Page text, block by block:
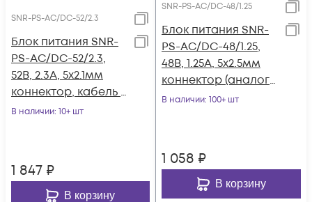
SNR-PS-AC/DC-52/2.3
Блок питания SNR-
PS-AC/DC-52/2.3,
52В, 2.3А, 5x2.1мм
коннектор, кабель с
вилкой для подкл. к
В наличии: 10+ шт
1 847 ₽
В корзину
SNR-PS-AC/DC-48/1.25
Блок питания SNR-
PS-AC/DC-48/1.25,
48В, 1.25А, 5x2.5мм
коннектор (аналог
CP-PWR-CUBE-3)
В наличии: 100+ шт
1 058 ₽
В корзину